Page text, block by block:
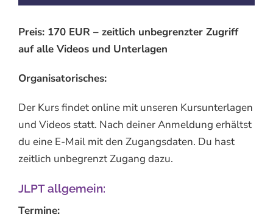
Preis: 170 EUR – zeitlich unbegrenzter Zugriff
auf alle Videos und Unterlagen
Organisatorisches:
Der Kurs findet online mit unseren Kursunterlagen
und Videos statt. Nach deiner Anmeldung erhältst
du eine E-Mail mit den Zugangsdaten. Du hast
zeitlich unbegrenzt Zugang dazu.
JLPT allgemein:
Termine: